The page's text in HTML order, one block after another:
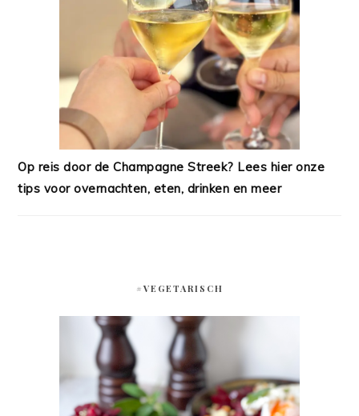
Op reis door de Champagne Streek? Lees hier onze
tips voor overnachten, eten, drinken en meer
#VEGETARISCH